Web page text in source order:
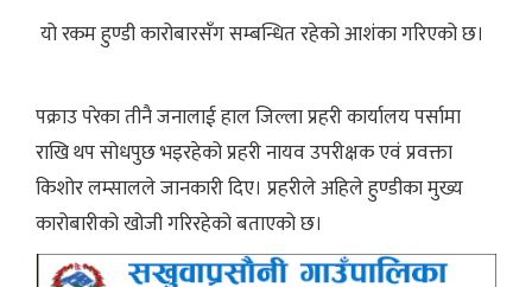
यो रकम हुण्डी कारोबारसँग सम्बन्धित रहेको आशंका गरिएको छ।
पक्राउ परेका तीनै जनालाई हाल जिल्ला प्रहरी कार्यालय पर्सामा
राखि थप सोधपुछ भइरहेको प्रहरी नायव उपरीक्षक एवं प्रवक्ता
किशोर लम्सालले जानकारी दिए। प्रहरीले अहिले हुण्डीका मुख्य
कारोबारीको खोजी गरिरहेको बताएको छ।